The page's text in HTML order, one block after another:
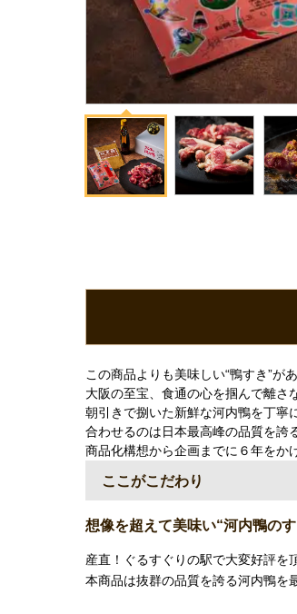
この商品よりも美味しい“鴨すき”が
大阪の至宝、食通の心を掴んで離さ
朝引きで捌いた新鮮な河内鴨を丁寧
合わせるのは日本最高峰の品質を誇
商品化構想から企画までに６年をか
ここがこだわり
想像を超えて美味い“河内鴨の
産直！ぐるすぐりの駅で大変好評を
本商品は抜群の品質を誇る河内鴨を